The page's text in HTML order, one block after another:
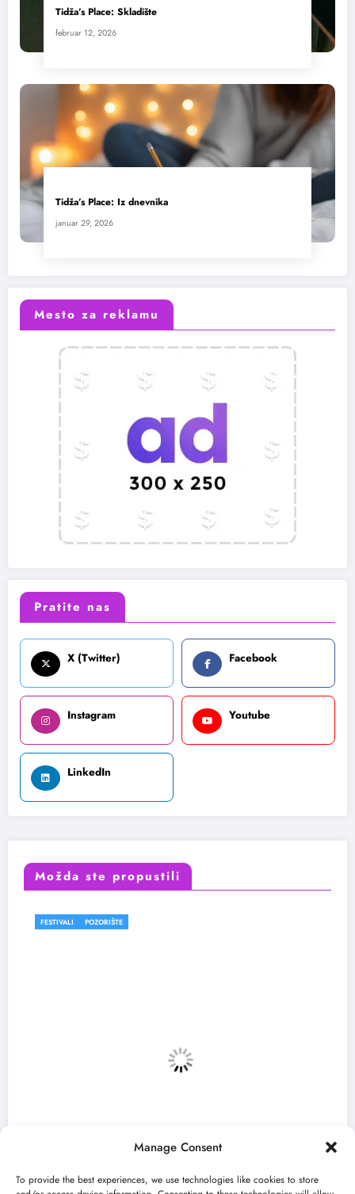
Manage Consent
To provide the best experiences, we use technologies like cookies to store
Tidža’s Place: Skladište
februar 12, 2026
Tidža’s Place: Iz dnevnika
januar 29, 2026
Mesto za reklamu
Pratite nas
X (Twitter) Facebook
Instagram Youtube
LinkedIn
Možda ste propustili